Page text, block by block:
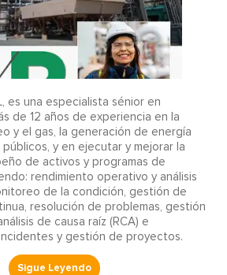
es una especialista sénior en
de 12 años de experiencia en la
y el gas, la generación de energía
y en ejecutar y mejorar la
de activos y programas de
rendimiento operativo y análisis
de la condición, gestión de
resolución de problemas, gestión
de causa raíz (RCA) e
y gestión de proyectos.